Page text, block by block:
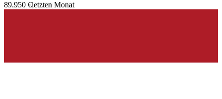
89.950 €letzten Monat